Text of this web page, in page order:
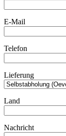
E-Mail
Telefon
Lieferung
Land
Nachricht